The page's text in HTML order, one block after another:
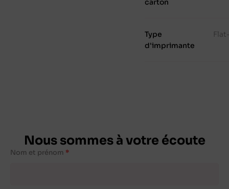
carton
Type
d'imprimante
Nous sommes à votre écoute
Nom et prénom